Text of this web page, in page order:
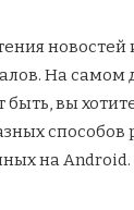
На самом
вы
способов
на